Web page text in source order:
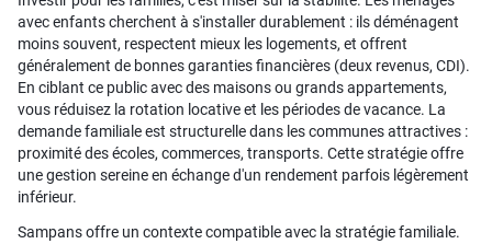
avec enfants cherchent à s'installer durablement : ils déménagent
moins souvent, respectent mieux les logements, et offrent
généralement de bonnes garanties financières (deux revenus, CDI).
En ciblant ce public avec des maisons ou grands appartements,
vous réduisez la rotation locative et les périodes de vacance. La
demande familiale est structurelle dans les communes attractives :
proximité des écoles, commerces, transports. Cette stratégie offre
une gestion sereine en échange d'un rendement parfois légèrement
inférieur.
Sampans offre un contexte compatible avec la stratégie familiale.